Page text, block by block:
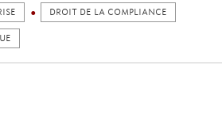
DROIT DE LA COMPLIANCE